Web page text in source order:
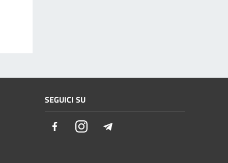
SEGUICI SU
FacebookInstagram